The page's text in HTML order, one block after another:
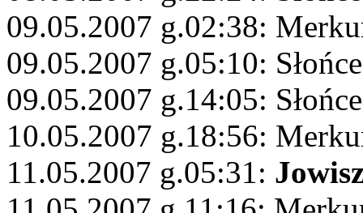
09.05.2007 g.02:38:
09.05.2007 g.05:10:
09.05.2007 g.14:05:
10.05.2007 g.18:56:
11.05.2007 g.05:31: